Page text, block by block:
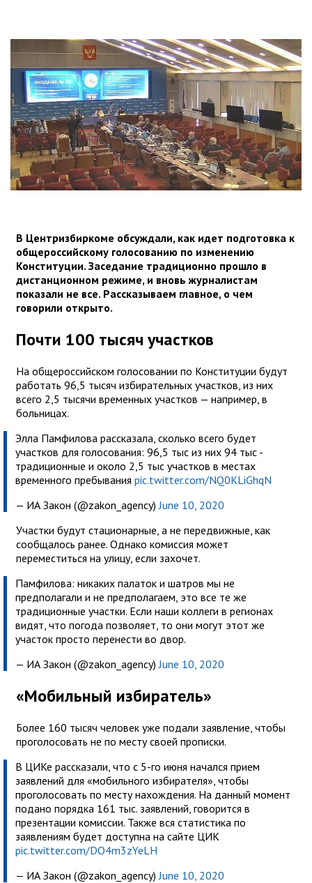
В Центризбиркоме обсуждали, как идет подготовка к
общероссийскому голосованию по изменению
Конституции. Заседание традиционно прошло в
дистанционном режиме, и вновь журналистам
показали не все. Рассказываем главное, о чем
говорили открыто.
Почти 100 тысяч участков
На общероссийском голосовании по Конституции будут
работать 96,5 тысяч избирательных участков, из них
всего 2,5 тысячи временных участков — например, в
больницах.
Элла Памфилова рассказала, сколько всего будет
участков для голосования: 96,5 тыс из них 94 тыс -
традиционные и около 2,5 тыс участков в местах
временного пребывания pic.twitter.com/NQ0KLiGhqN
— ИА Закон (@zakon_agency)June 10, 2020
Участки будут стационарные, а не передвижные, как
сообщалось ранее. Однако комиссия может
переместиться на улицу, если захочет.
Памфилова: никаких палаток и шатров мы не
предполагали и не предполагаем, это все те же
традиционные участки. Если наши коллеги в регионах
видят, что погода позволяет, то они могут этот же
участок просто перенести во двор.
— ИА Закон (@zakon_agency)June 10, 2020
«Мобильный избиратель»
Более 160 тысяч человек уже подали заявление, чтобы
проголосовать не по месту своей прописки.
В ЦИКе рассказали, что с 5-го июня начался прием
заявлений для «мобильного избирателя», чтобы
проголосовать по месту нахождения. На данный момент
подано порядка 161 тыс. заявлений, говорится в
презентации комиссии. Также вся статистика по
заявлениям будет доступна на сайте ЦИК
pic.twitter.com/DO4m3zYeLH
— ИА Закон (@zakon_agency)June 10, 2020